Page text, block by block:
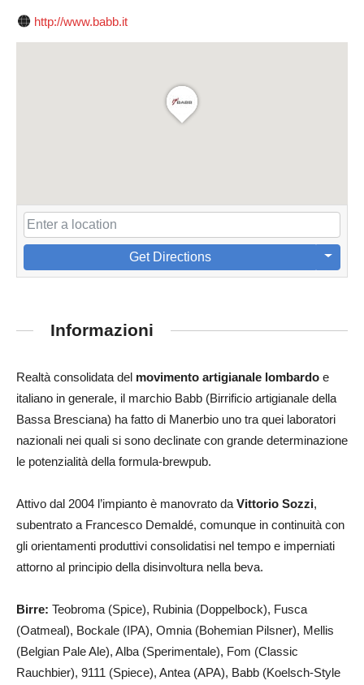
http://www.babb.it
Get Directions
Informazioni
Realtà consolidata del movimento artigianale lombardo e
italiano in generale, il marchio Babb (Birrificio artigianale della
Bassa Bresciana) ha fatto di Manerbio uno tra quei laboratori
nazionali nei quali si sono declinate con grande determinazione
le potenzialità della formula-brewpub.
Attivo dal 2004 l’impianto è manovrato da Vittorio Sozzi,
subentrato a Francesco Demaldé, comunque in continuità con
gli orientamenti produttivi consolidatisi nel tempo e imperniati
attorno al principio della disinvoltura nella beva.
Birre: Teobroma (Spice), Rubinia (Doppelbock), Fusca
(Oatmeal), Bockale (IPA), Omnia (Bohemian Pilsner), Mellis
(Belgian Pale Ale), Alba (Sperimentale), Fom (Classic
Rauchbier), 9111 (Spiece), Antea (APA), Babb (Koelsch-Style